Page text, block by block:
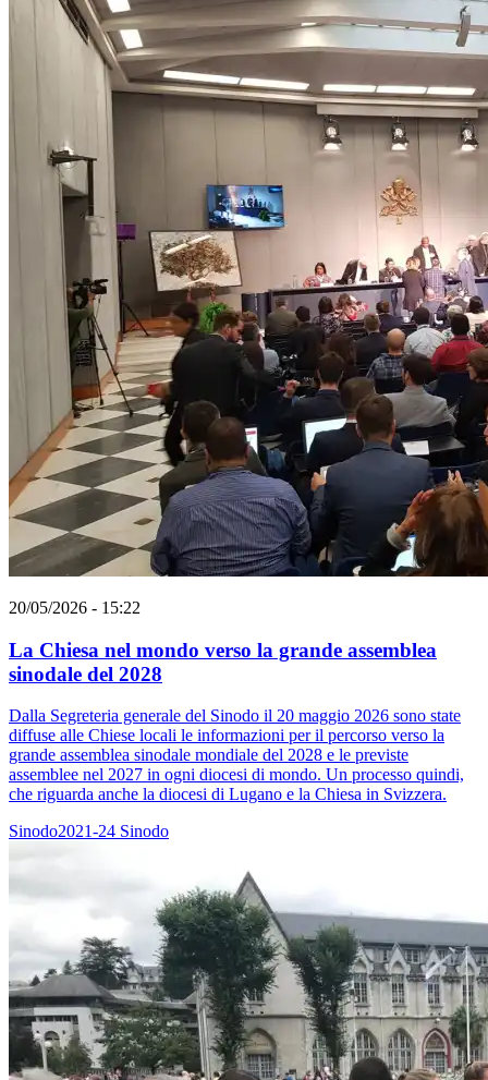
20/05/2026 - 15:22
La Chiesa nel mondo verso la grande assemblea
sinodale del 2028
Dalla Segreteria generale del Sinodo il 20 maggio 2026 sono state
diffuse alle Chiese locali le informazioni per il percorso verso la
grande assemblea sinodale mondiale del 2028 e le previste
assemblee nel 2027 in ogni diocesi di mondo. Un processo quindi,
che riguarda anche la diocesi di Lugano e la Chiesa in Svizzera.
Sinodo2021-24 Sinodo